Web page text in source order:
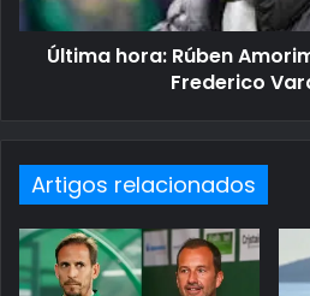
Última hora: Rúben
Frederico
Artigos relacionados